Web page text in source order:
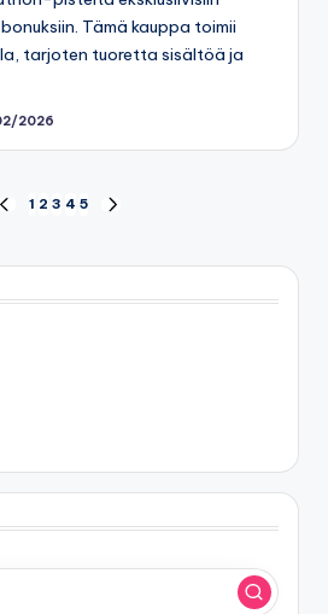
Tämä kauppa toimii
tarjoten tuoretta sisältöä ja
2026
PREVIOUS
1 2 3 4 5